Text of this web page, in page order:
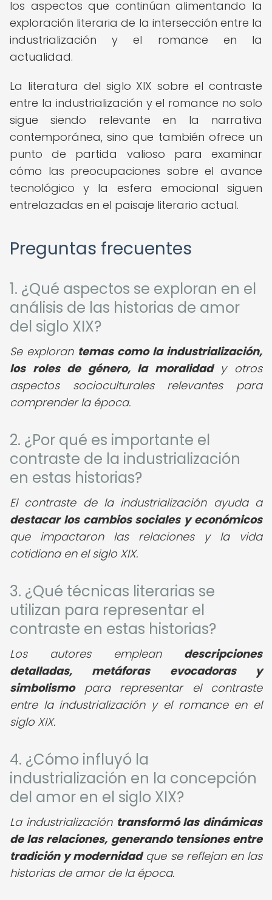
los aspectos que continúan alimentando la
exploración literaria de la intersección entre la
industrialización y el romance en la
actualidad.
La literatura del siglo XIX sobre el contraste
entre la industrialización y el romance no solo
sigue siendo relevante en la narrativa
contemporánea, sino que también ofrece un
punto de partida valioso para examinar
cómo las preocupaciones sobre el avance
tecnológico y la esfera emocional siguen
entrelazadas en el paisaje literario actual.
Preguntas frecuentes
1. ¿Qué aspectos se exploran en el
análisis de las historias de amor
del siglo XIX?
Se exploran temas como la industrialización,
los roles de género, la moralidady otros
aspectos socioculturales relevantes para
comprender la época.
2. ¿Por qué es importante el
contraste de la industrialización
en estas historias?
El contraste de la industrialización ayuda a
destacar los cambios sociales y económicos
que impactaron las relaciones y la vida
cotidiana en el siglo XIX.
3. ¿Qué técnicas literarias se
utilizan para representar el
contraste en estas historias?
Los autores emplean descripciones
detalladas, metáforas evocadoras y
simbolismopara representar el contraste
entre la industrialización y el romance en el
siglo XIX.
4. ¿Cómo influyó la
industrialización en la concepción
del amor en el siglo XIX?
La industrialización transformó las dinámicas
de las relaciones, generando tensiones entre
tradición y modernidadque se reflejan en las
historias de amor de la época.